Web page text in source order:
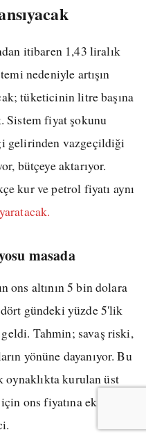
itibaren 1,43 liralık
nedeniyle artışın
tüketicinin litre başına
Sistem fiyat şokunu
gelirinden vazgeçildiği
bütçeye aktarıyor.
kur ve petrol fiyatı aynı
yaratacak.
masada
ons altının 5 bin dolara
gündeki yüzde 5'lik
geldi. Tahmin; savaş riski,
yönüne dayanıyor. Bu
kurulan üst
ons fiyatına ek olarak